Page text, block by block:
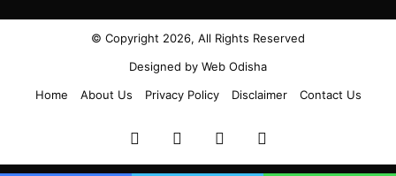
© Copyright 2026, All Rights Reserved
Designed by Web Odisha
Home
About Us Privacy Policy Disclaimer Contact Us
FacebookTwitterYouTubeInstagram